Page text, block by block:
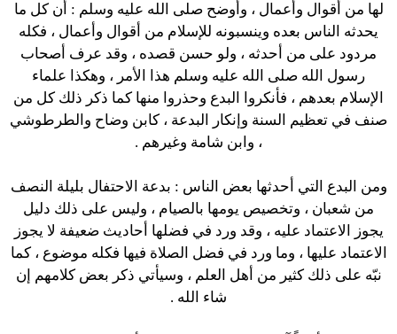
لها من أقوال وأعمال ، وأوضح صلى الله عليه وسلم : أن كل ما
يحدثه الناس بعده وينسبونه للإسلام من أقوال وأعمال ، فكله
مردود على من أحدثه ، ولو حسن قصده ، وقد عرف أصحاب
رسول الله صلى الله عليه وسلم هذا الأمر ، وهكذا علماء
الإسلام بعدهم ، فأنكروا البدع وحذروا منها كما ذكر ذلك كل من
صنف في تعظيم السنة وإنكار البدعة ، كابن وضاح والطرطوشي
، وابن شامة وغيرهم .
ومن البدع التي أحدثها بعض الناس : بدعة الاحتفال بليلة النصف
من شعبان ، وتخصيص يومها بالصيام ، وليس على ذلك دليل
يجوز الاعتماد عليه ، وقد ورد في فضلها أحاديث ضعيفة لا يجوز
الاعتماد عليها ، وما ورد في فضل الصلاة فيها فكله موضوع ، كما
نبّه على ذلك كثير من أهل العلم ، وسيأتي ذكر بعض كلامهم إن
شاء الله .